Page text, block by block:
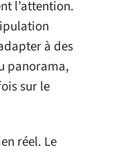
l’attention.
à des
panorama,
sur le
réel. Le